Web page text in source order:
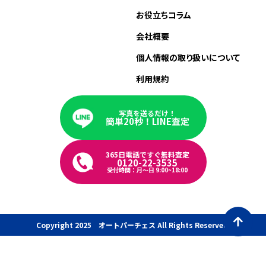
お役立ちコラム
会社概要
個人情報の取り扱いについて
利用規約
写真を送るだけ！
簡単20秒！LINE査定
365日電話ですぐ無料査定
0120-22-3535
受付時間：月〜日 9:00~18:00
Copyright 2025 オートパーチェス All Rights Reserved.